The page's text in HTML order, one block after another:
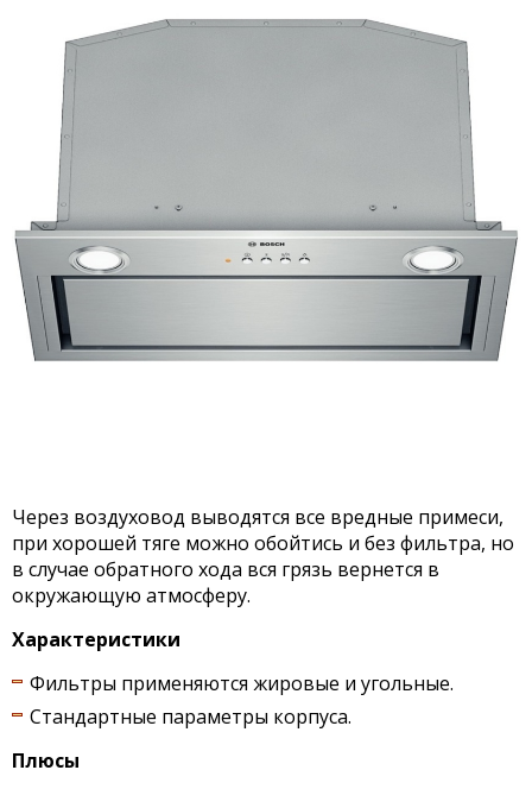
Через воздуховод выводятся все вредные примеси,
при хорошей тяге можно обойтись и без фильтра, но
в случае обратного хода вся грязь вернется в
окружающую атмосферу.
Характеристики
Фильтры применяются жировые и угольные.
Стандартные параметры корпуса.
Плюсы